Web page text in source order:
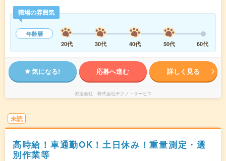
職場の雰囲気
年齢層
20代
30代 40代 50代 60代
気になる! 応募へ進む 詳しく見る
派遣会社 株式会社テクノ・サービス
未読
高時給！車通勤OK！土日休み！重量測定・選
別作業等